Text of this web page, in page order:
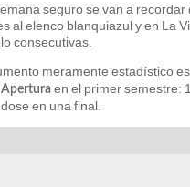
seguro se van a
al elenco blanquiazul y en La
consecutivas.
meramente estadístico
Apertura en el primer semestre:
en una final.